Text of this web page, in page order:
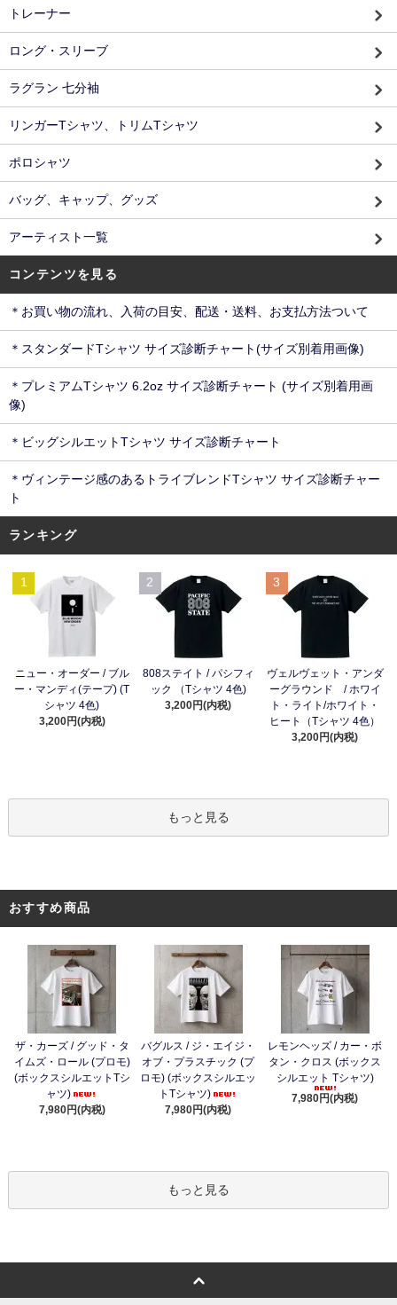
トレーナー
ロング・スリーブ
ラグラン 七分袖
リンガーTシャツ、トリムTシャツ
ポロシャツ
バッグ、キャップ、グッズ
アーティスト一覧
コンテンツを見る
＊お買い物の流れ、入荷の目安、配送・送料、お支払方法ついて
＊スタンダードTシャツ サイズ診断チャート(サイズ別着用画像)
＊プレミアムTシャツ 6.2oz サイズ診断チャート (サイズ別着用画
像)
＊ビッグシルエットTシャツ サイズ診断チャート
＊ヴィンテージ感のあるトライブレンドTシャツ サイズ診断チャー
ト
ランキング
1
ニュー・オーダー / ブル
ー・マンディ(テープ) (T
シャツ 4色)
3,200円(内税)
2
808ステイト / パシフィ
ック （Tシャツ 4色)
3,200円(内税)
3
ヴェルヴェット・アンダ
ーグラウンド / ホワイ
ト・ライト/ホワイト・
ヒート（Tシャツ 4色）
3,200円(内税)
もっと見る
おすすめ商品
ザ・カーズ / グッド・タ
イムズ・ロール (プロモ)
(ボックスシルエットTシ
ャツ)
7,980円(内税)
バグルス / ジ・エイジ・
オブ・プラスチック (プ
ロモ) (ボックスシルエッ
トTシャツ)
7,980円(内税)
レモンヘッズ / カー・ボ
タン・クロス (ボックス
シルエット Tシャツ)
7,980円(内税)
もっと見る